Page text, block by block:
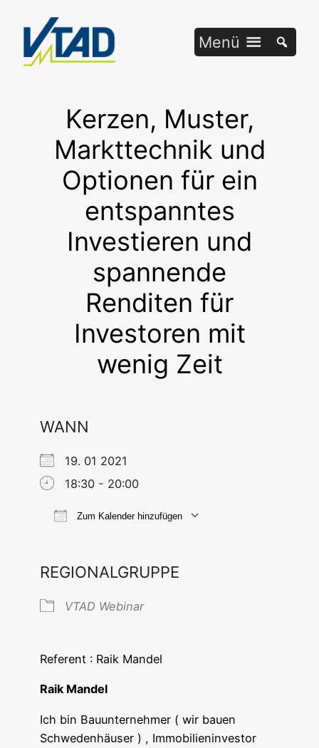
springen
Menü
Kerzen, Muster,
Markttechnik und
Optionen für ein
entspanntes
Investieren und
spannende
Renditen für
Investoren mit
wenig Zeit
WANN
19. 01 2021
18:30 - 20:00
Zum Kalender hinzufügen
REGIONALGRUPPE
VTAD Web­i­nar
Refe­rent : Raik Mandel
Raik Man­del
Ich bin Bau­un­ter­neh­mer ( wir bau­en
Schwe­den­häu­ser ) , Immo­bi­li­en­in­ves­tor